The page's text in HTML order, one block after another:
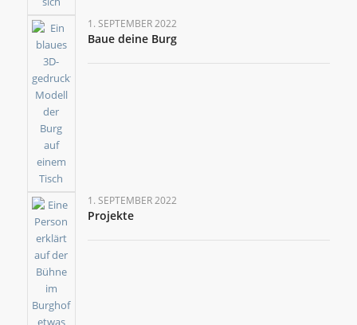
1. SEPTEMBER 2022
Baue deine Burg
1. SEPTEMBER 2022
Projekte